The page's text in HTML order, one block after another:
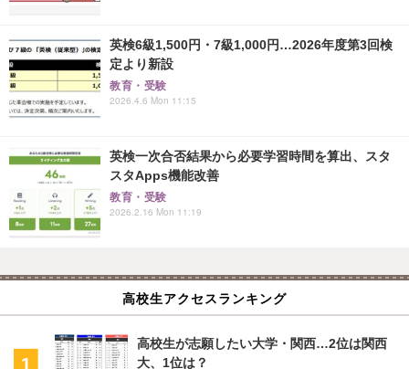
英検6級1,500円・7級1,000円…2026年度第3回検
定より新設
教育・受験
2026.4.6 Mon 11:15
英検一次合否結果から必要学習時間を算出、スタ
スタApps機能改善
教育・受験
2026.2.16 Mon 11:19
高校生アクセスランキング
高校生が志願したい大学・関西…2位は関西
大、1位は？